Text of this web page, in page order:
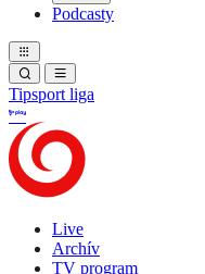
Podcasty
Tipsport liga
Live
Archív
TV program